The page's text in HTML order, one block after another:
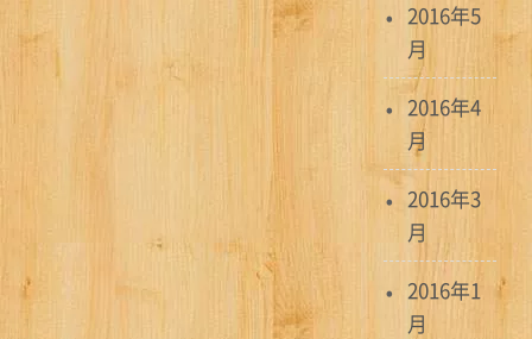
2016年5
月
2016年4
月
2016年3
月
2016年1
月